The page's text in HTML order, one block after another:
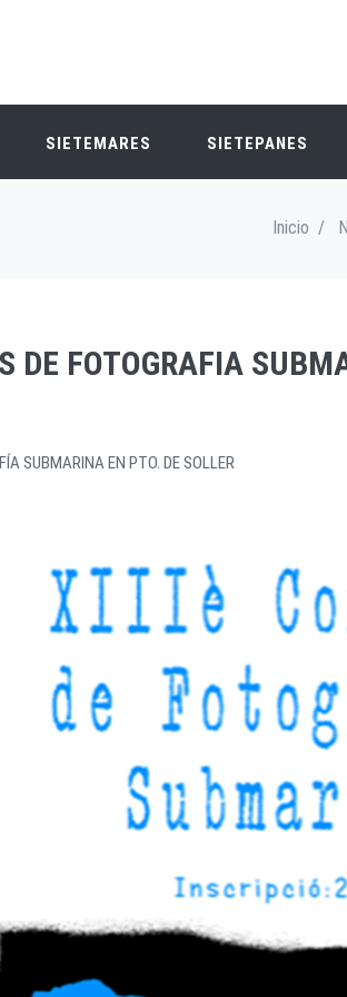
SIETEMARES SIETEPANES
Inicio /
DE FOTOGRAFIA
SUBMARINA EN PTO. DE SOLLER